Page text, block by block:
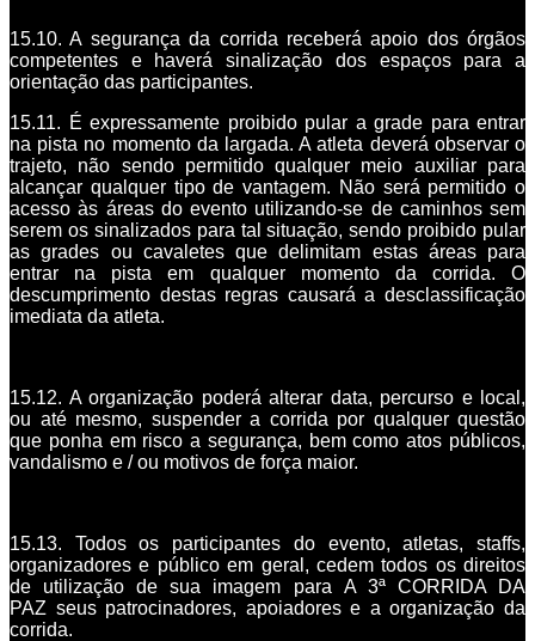
15.10. A segurança da corrida receberá apoio dos órgãos
competentes e haverá sinalização dos espaços para a
orientação das participantes.
15.11. É expressamente proibido pular a grade para entrar
na pista no momento da largada. A atleta deverá observar o
trajeto, não sendo permitido qualquer meio auxiliar para
alcançar qualquer tipo de vantagem. Não será permitido o
acesso às áreas do evento utilizando-se de caminhos sem
serem os sinalizados para tal situação, sendo proibido pular
as grades ou cavaletes que delimitam estas áreas para
entrar na pista em qualquer momento da corrida. O
descumprimento destas regras causará a desclassificação
imediata da atleta.
15.12. A organização poderá alterar data, percurso e local,
ou até mesmo, suspender a corrida por qualquer questão
que ponha em risco a segurança, bem como atos públicos,
vandalismo e / ou motivos de força maior.
15.13. Todos os participantes do evento, atletas, staffs,
organizadores e público em geral, cedem todos os direitos
de utilização de sua imagem para A 3ª CORRIDA DA
PAZ seus patrocinadores, apoiadores e a organização da
corrida.